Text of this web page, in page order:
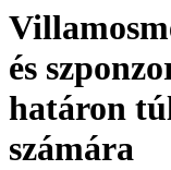
és
határon
számára